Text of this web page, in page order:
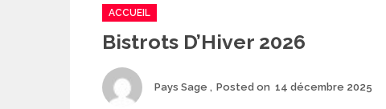
Categories
ACCUEIL
Bistrots D’Hiver 2026
Author
Pays Sage Posted on 14 décembre 2025